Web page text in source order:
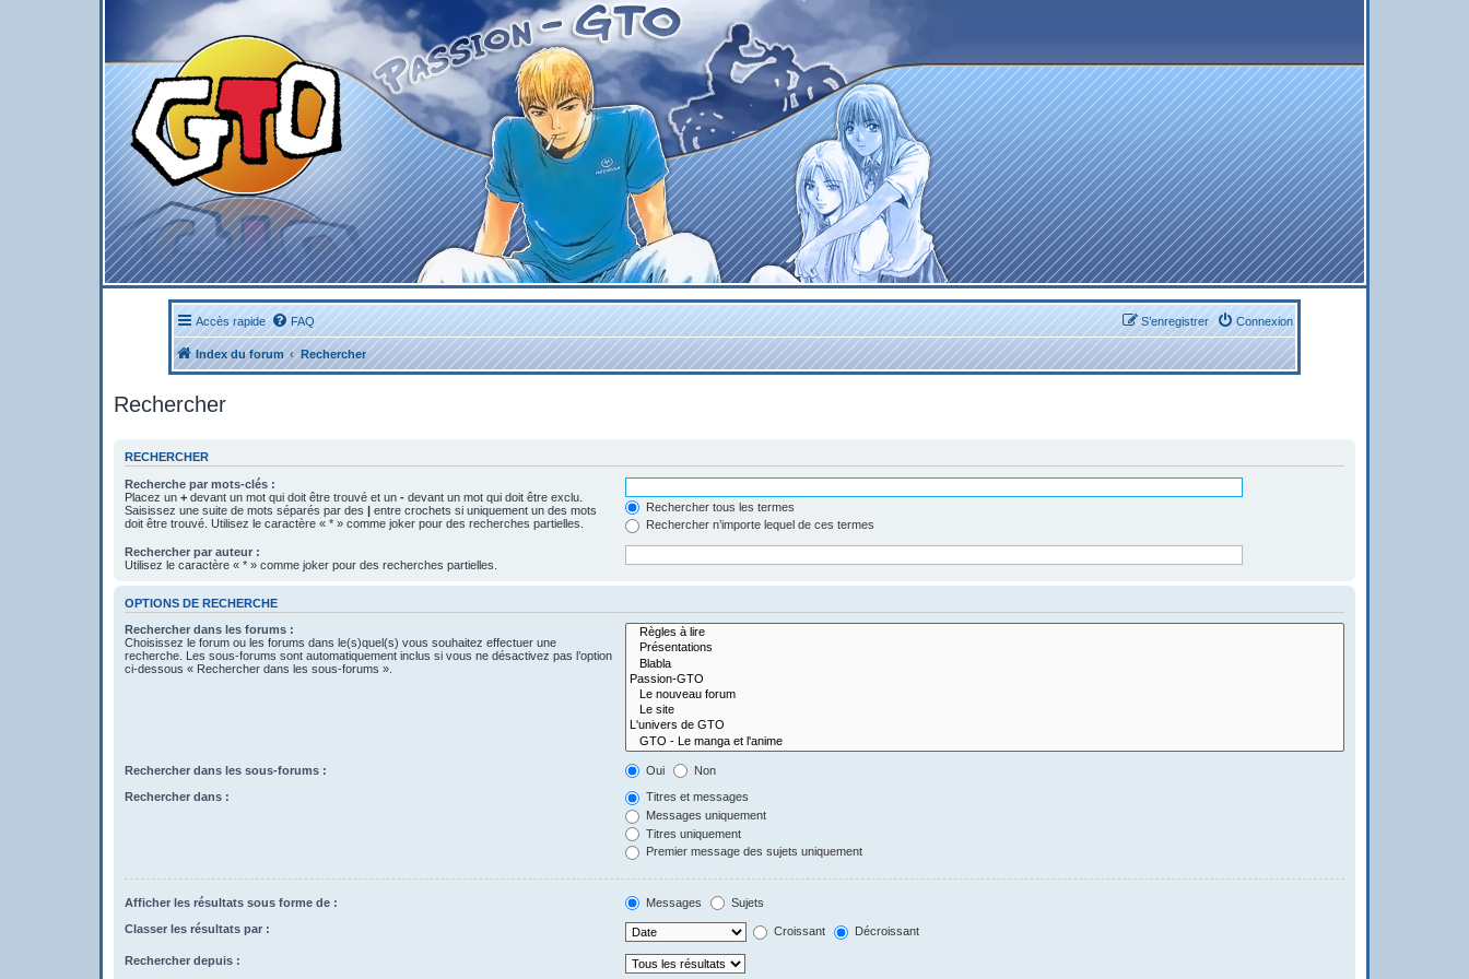
Accès rapide FAQ Connexion
S’enregistrer
Index du forum Rechercher
Rechercher
RECHERCHER
Recherche par mots-clés :
Placez un + devant un mot qui doit être trouvé et un - devant un mot qui doit être exclu.
Saisissez une suite de mots séparés par des | entre crochets si uniquement un des mots
doit être trouvé. Utilisez le caractère « * » comme joker pour des recherches partielles.
Rechercher tous les termes
Rechercher n’importe lequel de ces termes
Rechercher par auteur :
Utilisez le caractère « * » comme joker pour des recherches partielles.
OPTIONS DE RECHERCHE
Rechercher dans les forums :
Choisissez le forum ou les forums dans le(s)quel(s) vous souhaitez effectuer une
recherche. Les sous-forums sont automatiquement inclus si vous ne désactivez pas l’option
ci-dessous « Rechercher dans les sous-forums ».
Rechercher dans les sous-forums : Oui Non
Rechercher dans :
Titres et messages
Messages uniquement
Titres uniquement
Premier message des sujets uniquement
Afficher les résultats sous forme de : Messages Sujets
Classer les résultats par : Croissant Décroissant
Rechercher depuis :